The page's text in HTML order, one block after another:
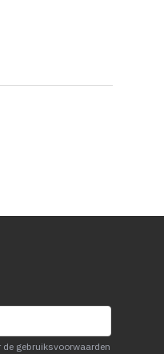
de gebruiksvoorwaarden